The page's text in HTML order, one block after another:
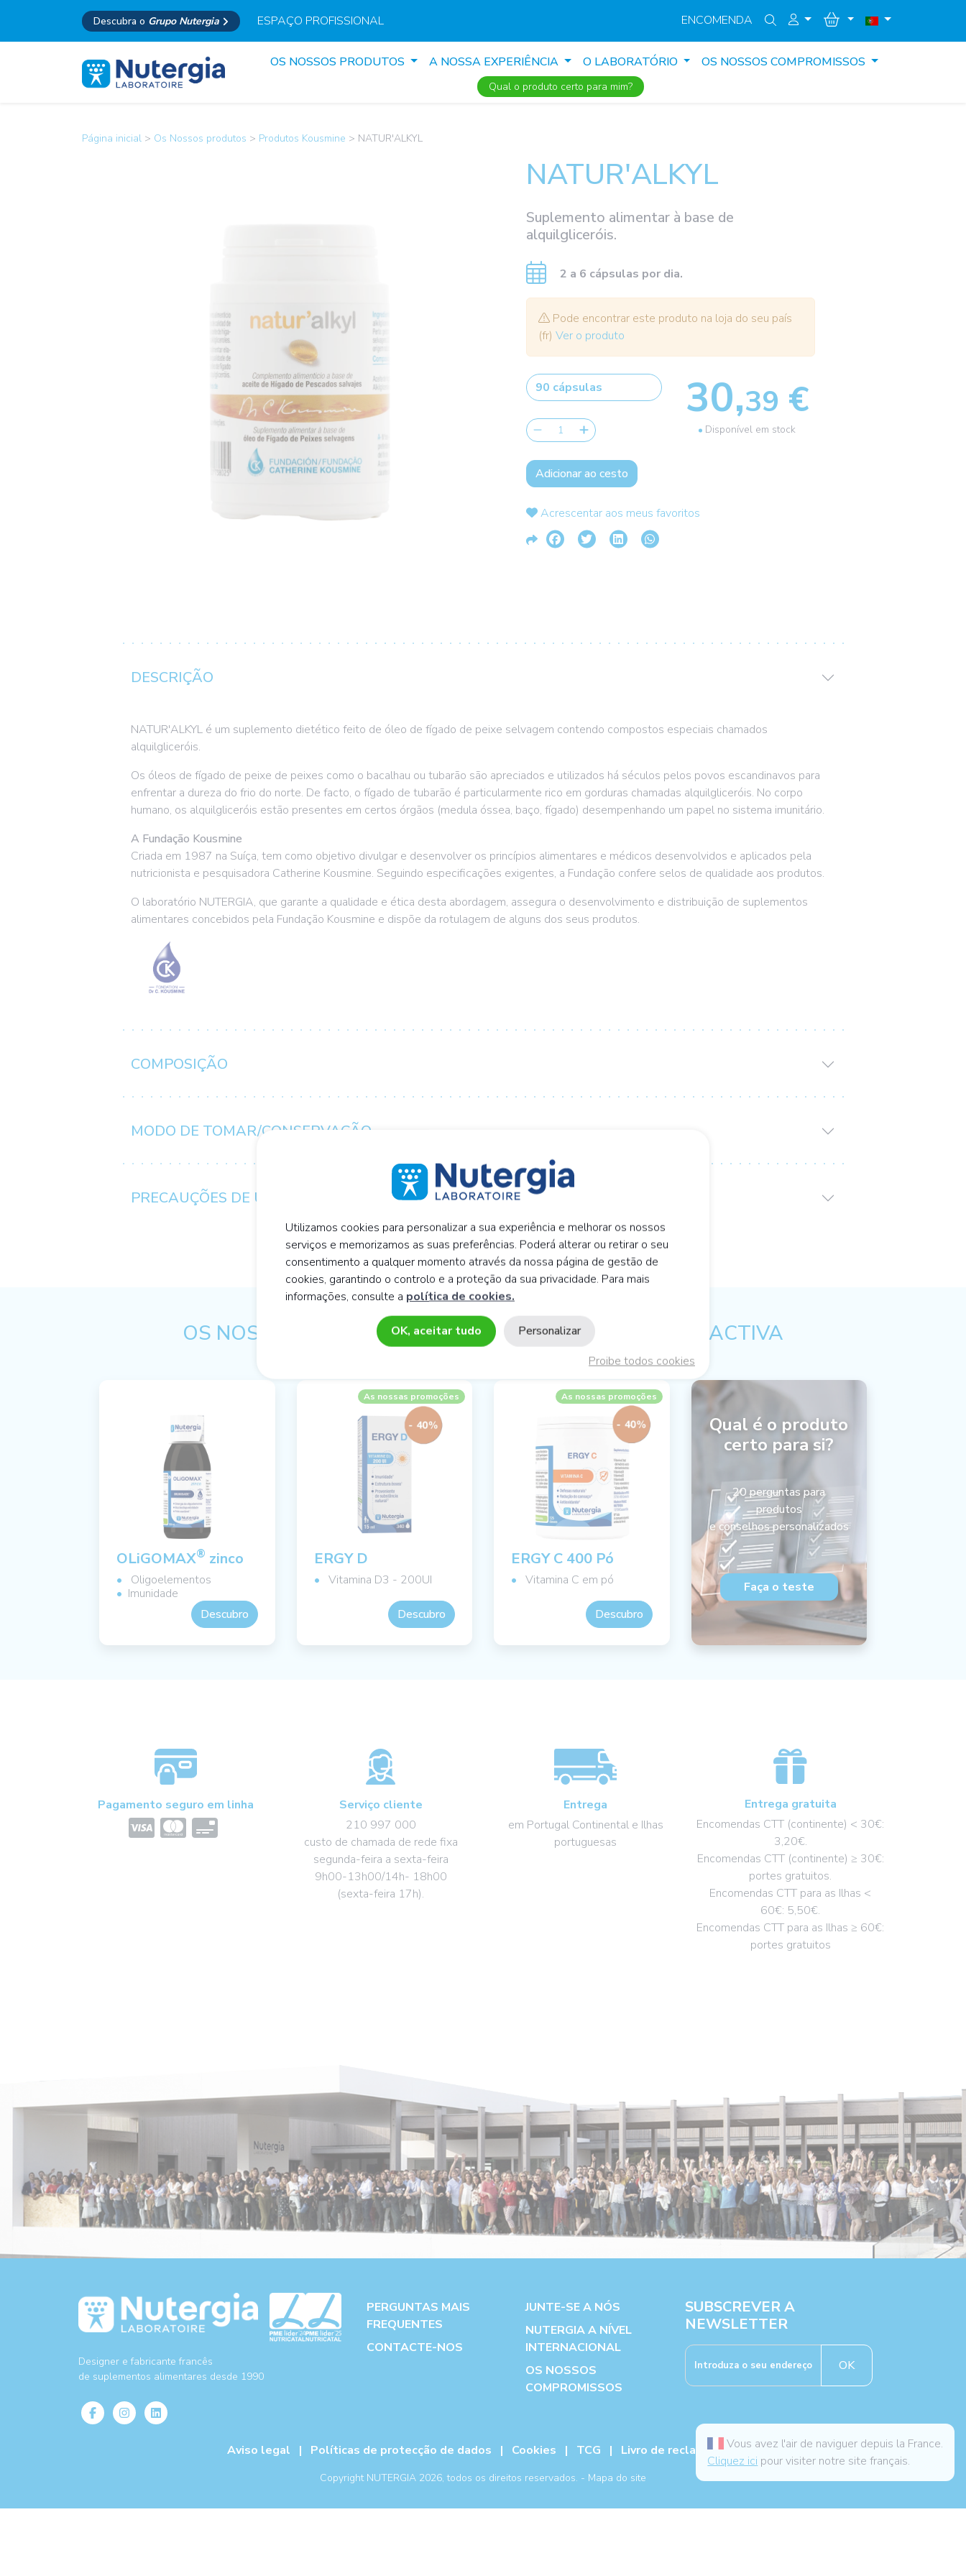
Descubra o Grupo Nutergia ESPAÇO PROFISSIONAL ENCOMENDA
OS NOSSOS PRODUTOS A NOSSA EXPERIÊNCIA O LABORATÓRIO OS NOSSOS COMPROMISSOS
Qual o produto certo para mim?
Página inicial > Os Nossos produtos > Produtos Kousmine > NATUR'ALKYL
NATUR'ALKYL
Suplemento alimentar à base de
alquilgliceróis.
2 a 6 cápsulas por dia.
Pode encontrar este produto na loja do seu país
(fr) Ver o produto
30,39 €
Disponível em stock
Adicionar ao cesto
Acrescentar aos meus favoritos
DESCRIÇÃO
NATUR'ALKYL é um suplemento dietético feito de óleo de fígado de peixe selvagem contendo compostos especiais chamados
alquilgliceróis.
Os óleos de fígado de peixe de peixes como o bacalhau ou tubarão são apreciados e utilizados há séculos pelos povos escandinavos para
enfrentar a dureza do frio do norte. De facto, o fígado de tubarão é particularmente rico em gorduras chamadas alquilgliceróis. No corpo
humano, os alquilgliceróis estão presentes em certos órgãos (medula óssea, baço, fígado) desempenhando um papel no sistema imunitário.
A Fundação Kousmine
Criada em 1987 na Suíça, tem como objetivo divulgar e desenvolver os princípios alimentares e médicos desenvolvidos e aplicados pela
nutricionista e pesquisadora Catherine Kousmine. Seguindo especificações exigentes, a Fundação confere selos de qualidade aos produtos.
O laboratório NUTERGIA, que garante a qualidade e ética desta abordagem, assegura o desenvolvimento e distribuição de suplementos
alimentares concebidos pela Fundação Kousmine e dispõe da rotulagem de alguns dos seus produtos.
COMPOSIÇÃO
MODO DE TOMAR/CONSERVAÇÃO
PRECAUÇÕES DE UTILIZAÇÃO
OS NOSSOS CONSELHOS SOBRE NUTRIÇÃO CELULAR ACTIVA
OLiGOMAX® zinco
Oligoelementos
Imunidade
Descubro
As nossas promoções
ERGY D
Vitamina D3 - 200UI
Descubro
As nossas promoções
ERGY C 400 Pó
Vitamina C em pó
Descubro
Qual é o produto
certo para si?
20 perguntas para
produtos
e conselhos personalizados
Faça o teste
Pagamento seguro em linha
Serviço cliente
210 997 000
custo de chamada de rede fixa
segunda-feira a sexta-feira
9h00-13h00/14h- 18h00
(sexta-feira 17h).
Entrega
em Portugal Continental e Ilhas
portuguesas
Entrega gratuita
Encomendas CTT (continente) < 30€:
3,20€.
Encomendas CTT (continente) ≥ 30€:
portes gratuitos.
Encomendas CTT para as Ilhas <
60€: 5,50€.
Encomendas CTT para as Ilhas ≥ 60€:
portes gratuitos
Vous avez l'air de naviguer depuis la France.
Cliquez ici pour visiter notre site français.
Designer e fabricante francês
de suplementos alimentares desde 1990
PERGUNTAS MAIS
FREQUENTES
CONTACTE-NOS
JUNTE-SE A NÓS
NUTERGIA A NÍVEL
INTERNACIONAL
OS NOSSOS
COMPROMISSOS
SUBSCREVER A
NEWSLETTER
OK
Aviso legal | Políticas de protecção de dados | Cookies | TCG | Livro de reclamações
Copyright NUTERGIA 2026, todos os direitos reservados. - Mapa do site
Utilizamos cookies para personalizar a sua experiência e melhorar os nossos
serviços e memorizamos as suas preferências. Poderá alterar ou retirar o seu
consentimento a qualquer momento através da nossa página de gestão de
cookies, garantindo o controlo e a proteção da sua privacidade. Para mais
informações, consulte a política de cookies.
OK, aceitar tudo
Proibe todos cookies
Personalizar